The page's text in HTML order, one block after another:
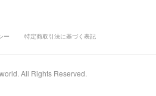
ー 特定商取引法に基づく表記
All Rights Reserved.